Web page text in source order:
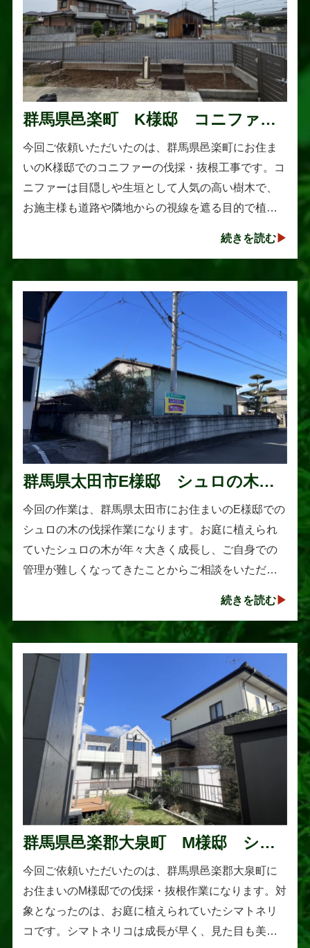
群馬県邑楽町 K様邸 コニファー
伐採・抜根工事
今回ご依頼いただいたのは、群馬県邑楽町にお住ま
いのK様邸でのコニファーの伐採・抜根工事です。コ
ニファーは目隠しや生垣として人気の高い樹木で、
お施主様も道路や隣地からの視線を遮る目的で植え
続きを読む
群馬県太田市E様邸 シュロの木の
伐採作業
今回の作業は、群馬県太田市にお住まいのE様邸での
シュロの木の伐採作業になります。お庭に植えられ
ていたシュロの木が年々大きく成長し、ご自身での
管理が難しくなってきたことからご相談をいただき
続きを読む
群馬県邑楽郡大泉町 M様邸 シマ
トネリコの伐採と抜根作業
今回ご依頼いただいたのは、群馬県邑楽郡大泉町に
お住まいのM様邸での伐採・抜根作業になります。対
象となったのは、お庭に植えられていたシマトネリ
コです。シマトネリコは成長が早く、見た目も美し